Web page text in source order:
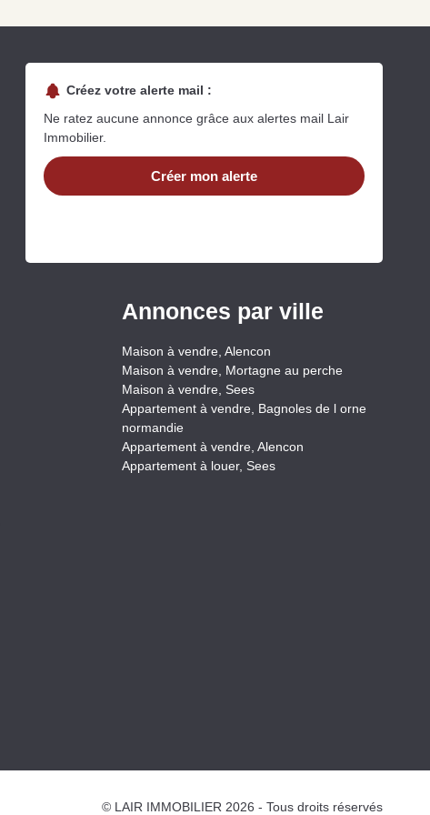
Créez votre alerte mail :
Ne ratez aucune annonce grâce aux alertes mail Lair
Immobilier.
Créer mon alerte
Annonces par ville
Maison à vendre, Alencon
Maison à vendre, Mortagne au perche
Maison à vendre, Sees
Appartement à vendre, Bagnoles de l orne
normandie
Appartement à vendre, Alencon
Appartement à louer, Sees
© LAIR IMMOBILIER 2026 - Tous droits réservés